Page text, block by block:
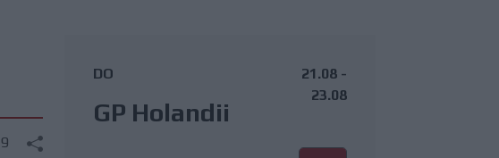
9
DO
GP Holandii
21.08 -
23.08